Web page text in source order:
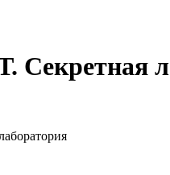
Секретная